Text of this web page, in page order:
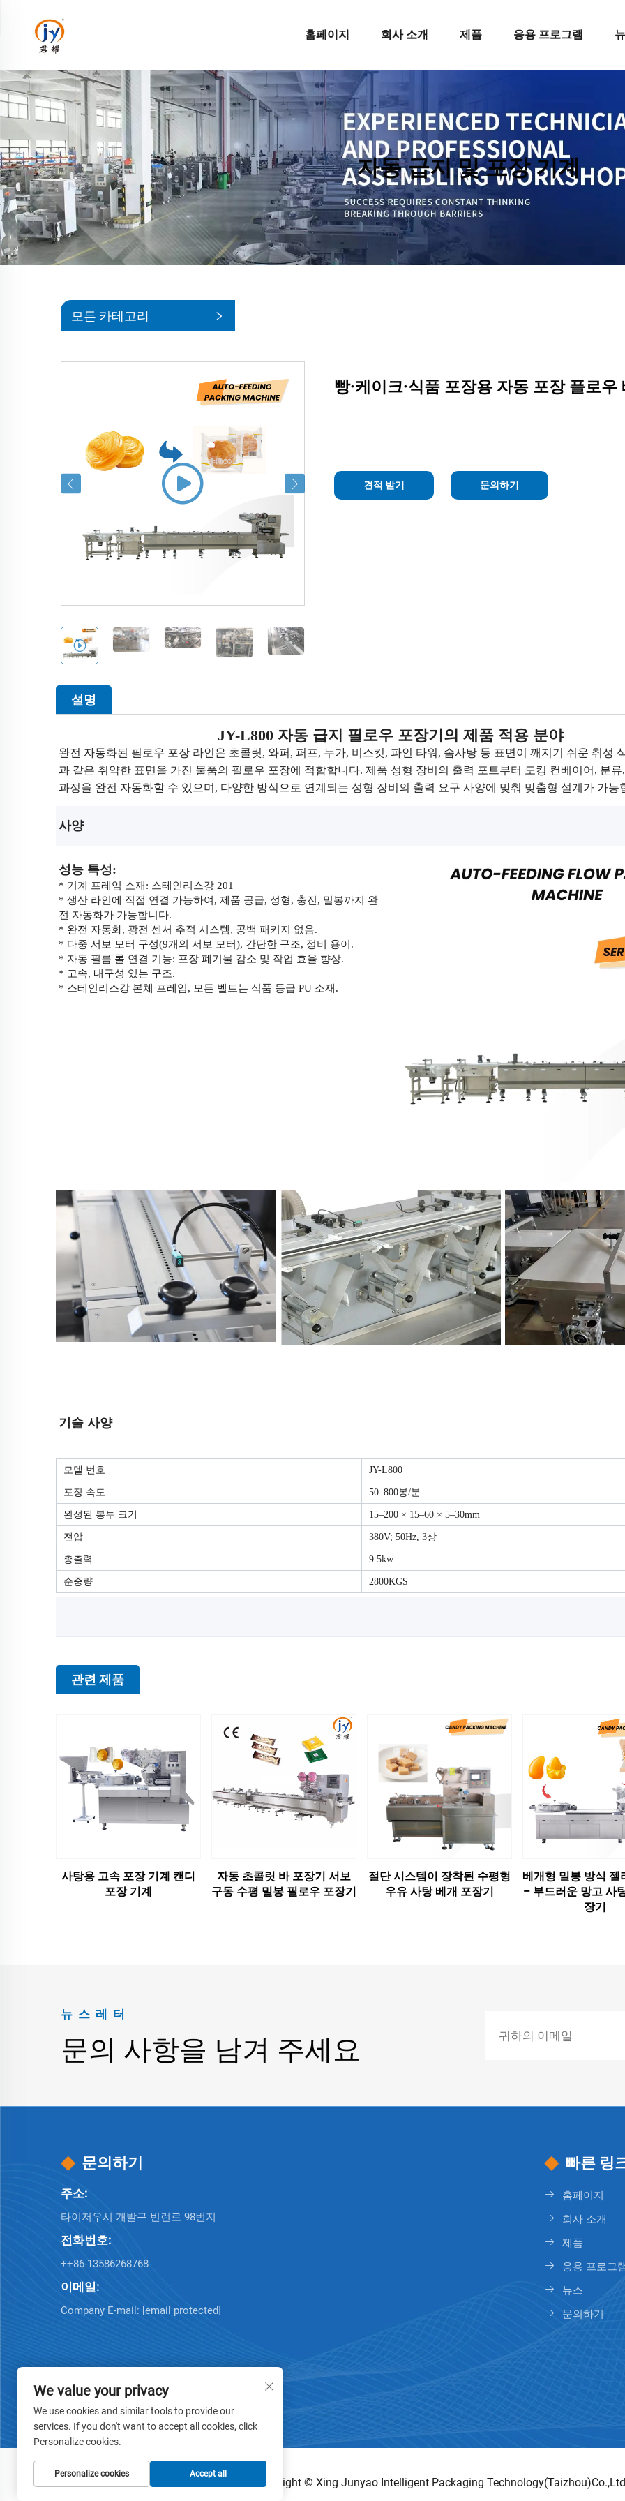
홈페이지 회사 소개 제품 응용 프로그램
자동 급지 및 포장 기계
모든 카테고리
빵·케이크·식품 포장용 자동 포장 플로
견적 받기 문의하기
설명
JY-L800 자동 급지 필로우 포장기의 제품 적용 분야
완전 자동화된 필로우 포장 라인은 초콜릿, 와퍼, 퍼프, 누가, 비스킷, 파인 타워, 솜사탕 등 표면이 깨지기 쉬운 취성
과 같은 취약한 표면을 가진 물품의 필로우 포장에 적합합니다. 제품 성형 장비의 출력 포트부터 도킹 컨베이어, 분
과정을 완전 자동화할 수 있으며, 다양한 방식으로 연계되는 성형 장비의 출력 요구 사양에 맞춰 맞춤형 설계가 가능
사양
성능 특성:
* 기계 프레임 소재: 스테인리스강 201
* 생산 라인에 직접 연결 가능하여, 제품 공급, 성형, 충진, 밀봉까지 완
전 자동화가 가능합니다.
* 완전 자동화, 광전 센서 추적 시스템, 공백 패키지 없음.
* 다중 서보 모터 구성(9개의 서보 모터), 간단한 구조, 정비 용이.
* 자동 필름 롤 연결 기능: 포장 폐기물 감소 및 작업 효율 향상.
* 고속, 내구성 있는 구조.
* 스테인리스강 본체 프레임, 모든 벨트는 식품 등급 PU 소재.
기술 사양
모델 번호 JY-L800
포장 속도 50–800봉/분
완성된 봉투 크기 15–200 × 15–60 × 5–30mm
전압 380V; 50Hz, 3상
총출력 9.5kw
순중량 2800KGS
관련 제품
사탕용 고속 포장 기계 캔디
포장 기계
자동 초콜릿 바 포장기 서보
구동 수평 밀봉 필로우 포장기
절단 시스템이 장착된 수평형
우유 사탕 베개 포장기
베개형 밀봉 방식 젤
– 부드러운 망고 사
장기
뉴스레터
문의 사항을 남겨 주세요
문의하기
주소:
타이저우시 개발구 빈런로 98번지
전화번호:
++86-13586268768
이메일:
Company E-mail: [email protected]
빠른 링
홈페이지
회사 소개
제품
응용 프로그
뉴스
문의하기
Copyright © Xing Junyao Intelligent Packaging
We value your privacy
We use cookies and similar tools to provide our
services. If you don't want to accept all cookies, click
Personalize cookies.
Personalize cookies Accept all